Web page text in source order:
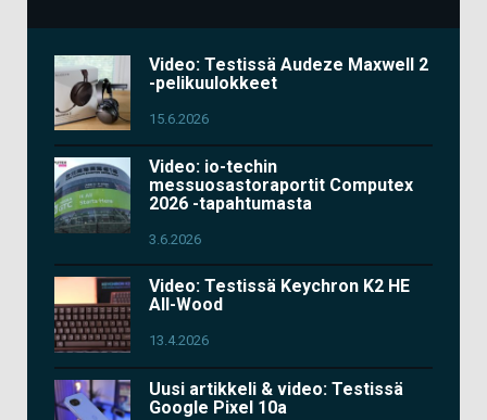
Video: Testissä Audeze Maxwell 2
-pelikuulokkeet
15.6.2026
Video: io-techin
messuosastoraportit Computex
2026 -tapahtumasta
3.6.2026
Video: Testissä Keychron K2 HE
All-Wood
13.4.2026
Uusi artikkeli & video: Testissä
Google Pixel 10a